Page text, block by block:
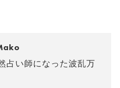
占い師になった波乱万